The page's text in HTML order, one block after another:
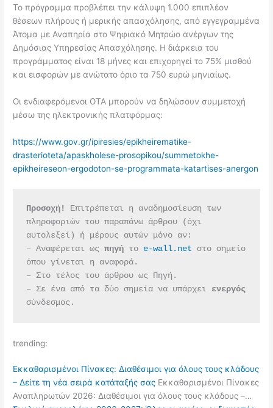
Το πρόγραμμα προβλέπει την κάλυψη 1.000 επιπλέον
θέσεων πλήρους ή μερικής απασχόλησης, από εγγεγραμμένα
Άτομα με Αναπηρία στο Ψηφιακό Μητρώο ανέργων της
Δημόσιας Υπηρεσίας Απασχόλησης. Η διάρκεια του
προγράμματος είναι 18 μήνες και επιχορηγεί το 75% μισθού
και εισφορών με ανώτατο όριο τα 750 ευρώ μηνιαίως.
Οι ενδιαφερόμενοι ΟΤΑ μπορούν να δηλώσουν συμμετοχή
μέσω της ηλεκτρονικής πλατφόρμας:
https://www.gov.gr/ipiresies/epikheirematike-
drasterioteta/apaskholese-prosopikou/summetokhe-
epikheireseon-ergodoton-se-programmata-katartises-anergon
Προσοχή!
Επιτρέπεται η αναδημοσίευση των
πληροφοριών του παραπάνω άρθρου (όχι
αυτολεξεί) ή μέρους αυτών μόνο αν:
– Αναφέρεται ως πηγή το e-wall.net στο σημείο
όπου γίνεται η αναφορά.
– Στο τέλος του άρθρου ως Πηγή.
– Σε ένα από τα δύο σημεία να υπάρχει
σύνδεσμος.
trending:
Εκκαθαρισμένοι Πίνακες: Διαθέσιμοι για όλους τους κλάδους
– Δείτε τη νέα σειρά κατάταξής σας Εκκαθαρισμένοι Πίνακες
Αναπληρωτών 2026: Διαθέσιμοι για όλους τους κλάδους –…